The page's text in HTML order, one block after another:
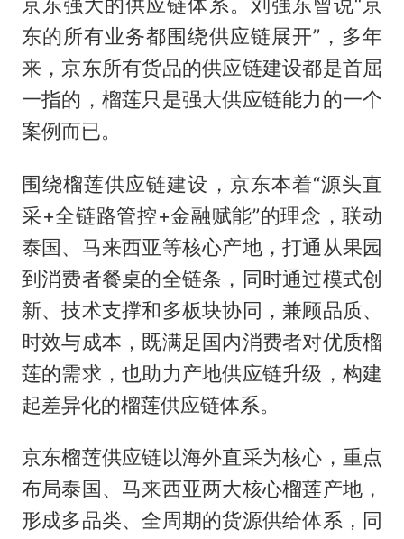
东的所有业务都围绕供应链展开”，多年
来，京东所有货品的供应链建设都是首屈
一指的，榴莲只是强大供应链能力的一个
案例而已。
围绕榴莲供应链建设，京东本着“源头直
采+全链路管控+金融赋能”的理念，联动
泰国、马来西亚等核心产地，打通从果园
到消费者餐桌的全链条，同时通过模式创
新、技术支撑和多板块协同，兼顾品质、
时效与成本，既满足国内消费者对优质榴
莲的需求，也助力产地供应链升级，构建
起差异化的榴莲供应链体系。
京东榴莲供应链以海外直采为核心，重点
布局泰国、马来西亚两大核心榴莲产地，
形成多品类、全周期的货源供给体系，同